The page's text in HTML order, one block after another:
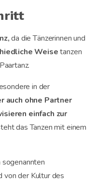
da die Tänzerinnen und
Weisetanzen
in der
auch ohne Partner
einfach zur
das Tanzen mit einem
sogenannten
von der Kultur des